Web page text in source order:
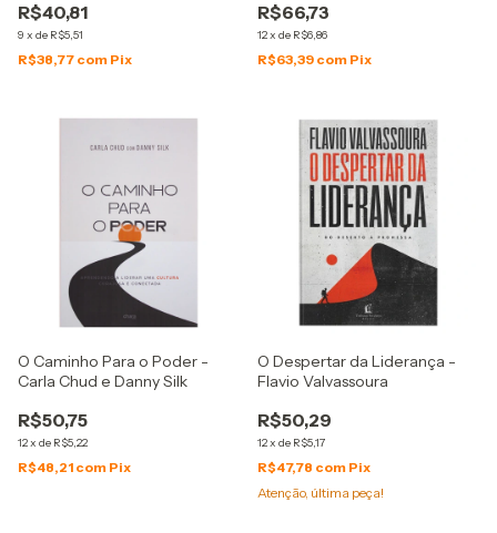
R$40,81
9 x de R$5,51
R$38,77 com Pix
R$66,73
12x de R$6,86
R$63,39 com Pix
O Caminho Para o Poder -
Carla Chud e Danny Silk
R$50,75
12x de R$5,22
R$48,21 com Pix
O Despertar da Liderança -
Flavio Valvassoura
R$50,29
12x de R$5,17
R$47,78 com Pix
Atenção, última peça!